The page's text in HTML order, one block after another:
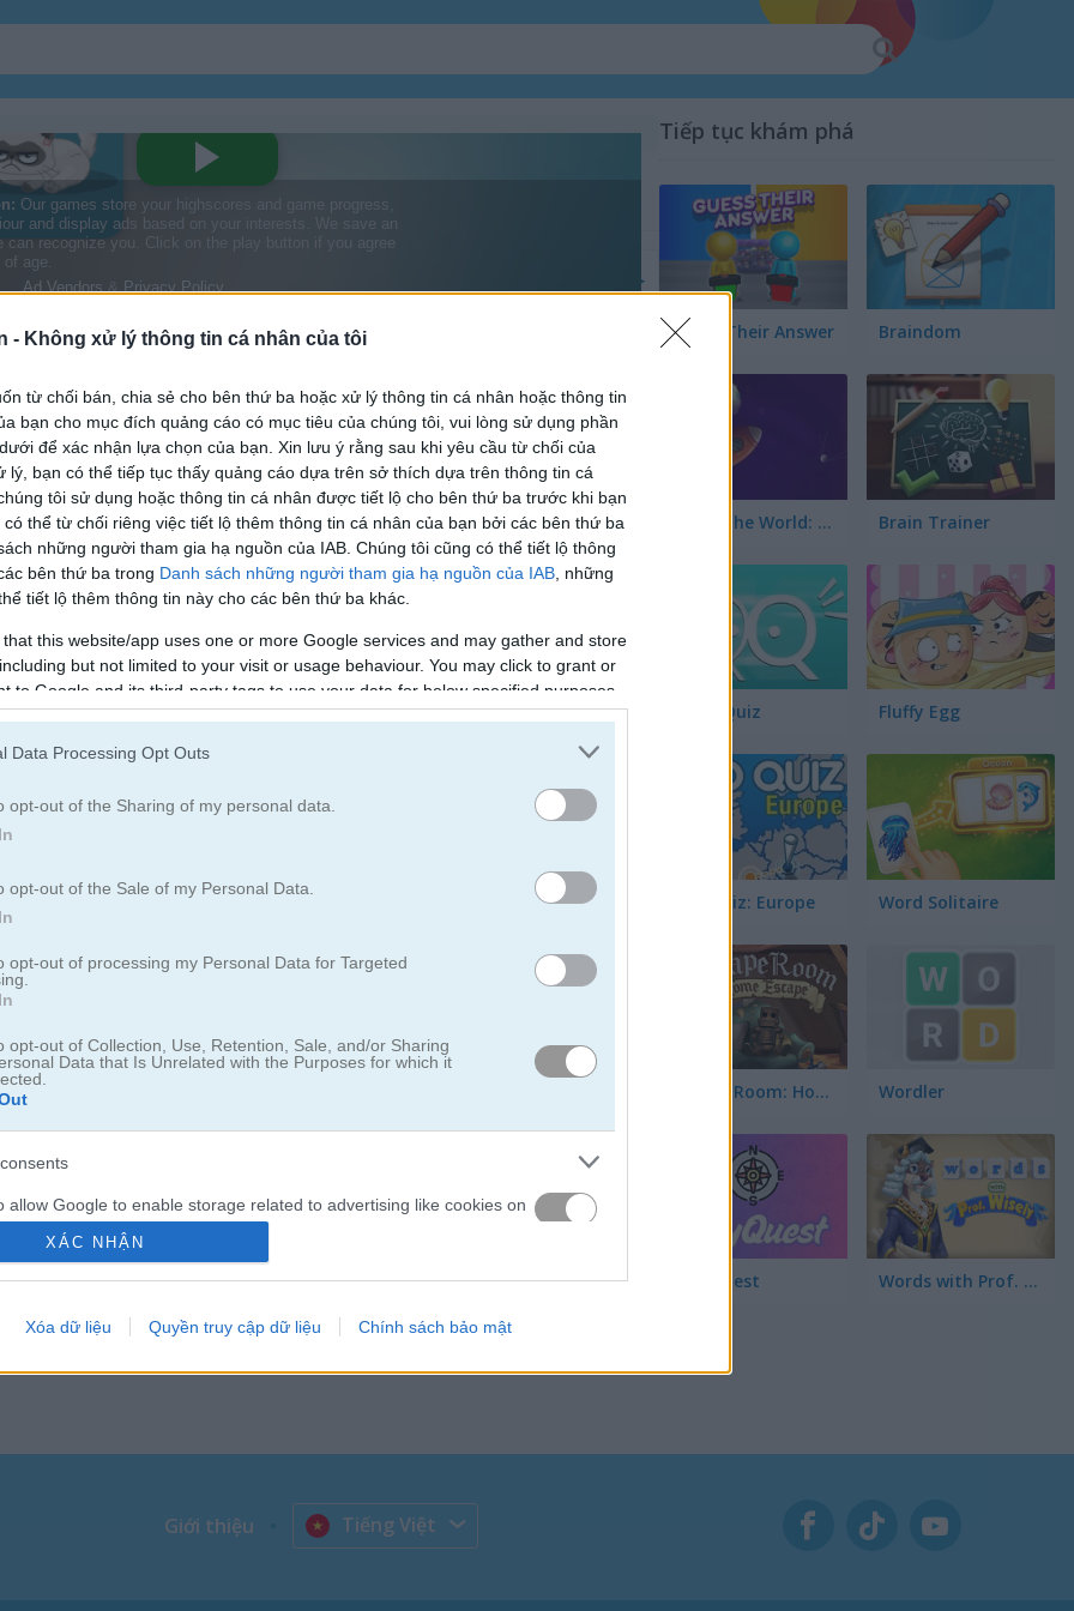
- Không xử lý thông tin cá nhân của tôi
từ chối bán, chia sẻ cho bên thứ ba hoặc xử lý thông tin cá nhân hoặc thông tin
bạn cho mục đích quảng cáo có mục tiêu của chúng tôi, vui lòng sử dụng phần
để xác nhận lựa chọn của bạn. Xin lưu ý rằng sau khi yêu cầu từ chối của
lý, bạn có thể tiếp tục thấy quảng cáo dựa trên sở thích dựa trên thông tin cá
tôi sử dụng hoặc thông tin cá nhân được tiết lộ cho bên thứ ba trước khi bạn
thể từ chối riêng việc tiết lộ thêm thông tin cá nhân của bạn bởi các bên thứ ba
những người tham gia hạ nguồn của IAB. Chúng tôi cũng có thể tiết lộ thông
bên thứ ba trong Danh sách những người tham gia hạ nguồn của IAB , những
tiết lộ thêm thông tin này cho các bên thứ ba khác.
that this website/app uses one or more Google services and may gather and store
but not limited to your visit or usage behaviour. You may click to grant or
to Google and its third-party tags to use your data for below specified purposes
consent section.
Data Processing Opt Outs
opt-out of the Sharing of my personal data.
opt-out of the Sale of my Personal Data.
opt-out of processing my Personal Data for Targeted
opt-out of Collection, Use, Retention, Sale, and/or Sharing
Data that Is Unrelated with the Purposes for which it
allow Google to enable storage related to advertising like cookies on
identifiers in apps.
allow my user data to be sent to Google for online advertising
XÁC NHẬN
Xóa dữ liệu Quyền truy cập dữ liệu Chính sách bảo mật
Giáo Dục
Người Treo Cổ
Mê Cung Vật Lý
Kinh Tế
cat are you
Cat Are You
mèo nổi tiếng nào trong trò chơi tính cách này
đã tụ họp trong trò chơi tính cách này để tìm bạn tâm giao. Sau khi bạn trả
mèo giống bạn nhất sẽ hiện ra. Hãy chơi thử và xem bạn là chú mèo nào
Tiếp tục khám phá
Guess Their Answer Braindom
Guess the World: Alien Quest Brain Trainer
Quick Quiz Fluffy Egg
Geo Quiz: Europe Word Solitaire
Escape Room: Home Escape Wordler
City Quest Words with Prof. Wisely
Giới thiệu Tiếng Việt